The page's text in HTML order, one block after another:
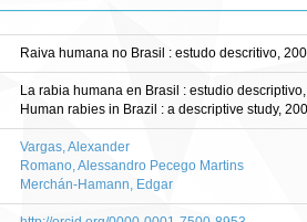
Raiva humana no Brasil : estudo descritivo,
La rabia humana en Brasil : estudio
Human rabies in Brazil : a descriptive study,
Vargas, Alexander
Romano, Alessandro Pecego Martins
Merchán-Hamann, Edgar